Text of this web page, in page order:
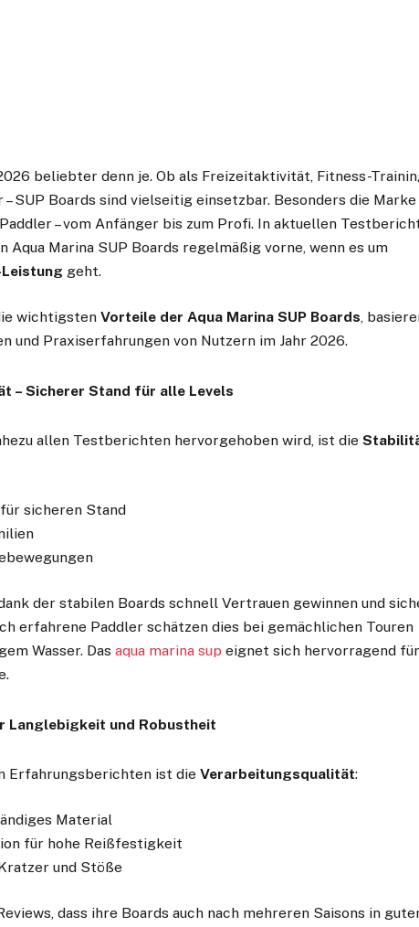
beliebter denn je. Ob als Freizeitaktivität, Fitness-
SUP Boards sind vielseitig einsetzbar. Besonders die Marke
– vom Anfänger bis zum Profi. In aktuellen
Marina SUP Boards regelmäßig vorne, wenn es um
geht.
wichtigstenVorteile der Aqua Marina SUP Boards,
und Praxiserfahrungen von Nutzern im Jahr 2026.
– Sicherer Stand für alle Levels
allen Testberichten hervorgehoben wird, ist die
sicheren Stand
der stabilen Boards schnell Vertrauen gewinnen und
erfahrene Paddler schätzen dies bei gemächlichen Touren
Wasser. Dasaqua marina sup eignet sich hervorragend für
Langlebigkeit und Robustheit
Erfahrungsberichten ist dieVerarbeitungsqualität:
Material
für hohe Reißfestigkeit
und Stöße
dass ihre Boards auch nach mehreren Saisons in